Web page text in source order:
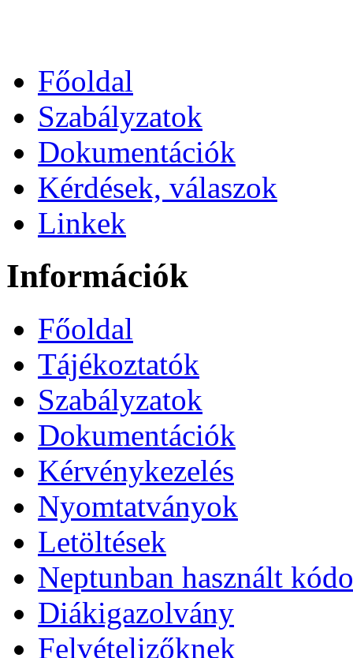
Főoldal
Szabályzatok
Dokumentációk
Kérdések, válaszok
Linkek
Információk
Főoldal
Tájékoztatók
Szabályzatok
Dokumentációk
Kérvénykezelés
Nyomtatványok
Letöltések
Neptunban használt
Diákigazolvány
Felvételizőknek